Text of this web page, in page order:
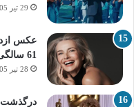
29 تیر 1405
عکس
61 سالگی + بیوگرافی
28 تیر 1405
درگذشت